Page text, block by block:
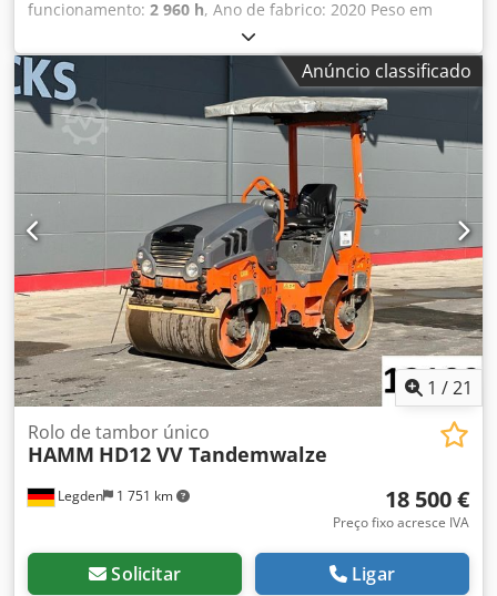
funcionamento: 2 960 h, Ano de fabrico: 2020 Peso em
vazio: 16.000 kg Dimensões (C x L x A): 622 x 230 x 299 cm
Codpoxqfdtefx Aireha Tipo de motor: Deutz DEUTZ TCD4.1
L-4
Anúncio classificado
1 /21
Legden 1 751 km
Rolo de tambor único
HAMM HD12 VV Tandemwalze
18 500 €
Preço fixo acresce IVA
Solicitar Ligar